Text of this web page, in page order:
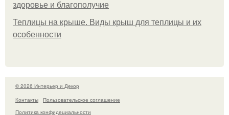
здоровье и благополучие
Теплицы на крыше. Виды крыш для теплицы и их
особенности
© 2026 Интерьер и Декор
Контакты
Пользовательское соглашение
Политика конфидециальности